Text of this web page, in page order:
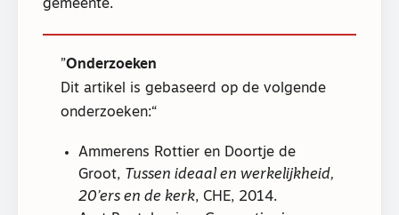
gemeente.
Onderzoeken
Dit artikel is gebaseerd op de volgende
onderzoeken:
Ammerens Rottier en Doortje de
Groot, Tussen ideaal en werkelijkheid,
20’ers en de kerk, CHE, 2014.